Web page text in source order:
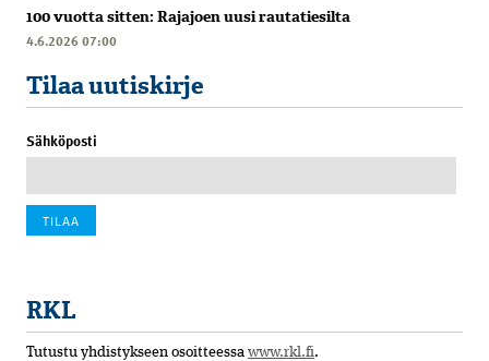
100 vuotta sitten: Rajajoen uusi rautatiesilta
4.6.2026 07:00
Tilaa uutiskirje
Sähköposti
RKL
Tutustu yhdistykseen osoitteessa www.rkl.fi.